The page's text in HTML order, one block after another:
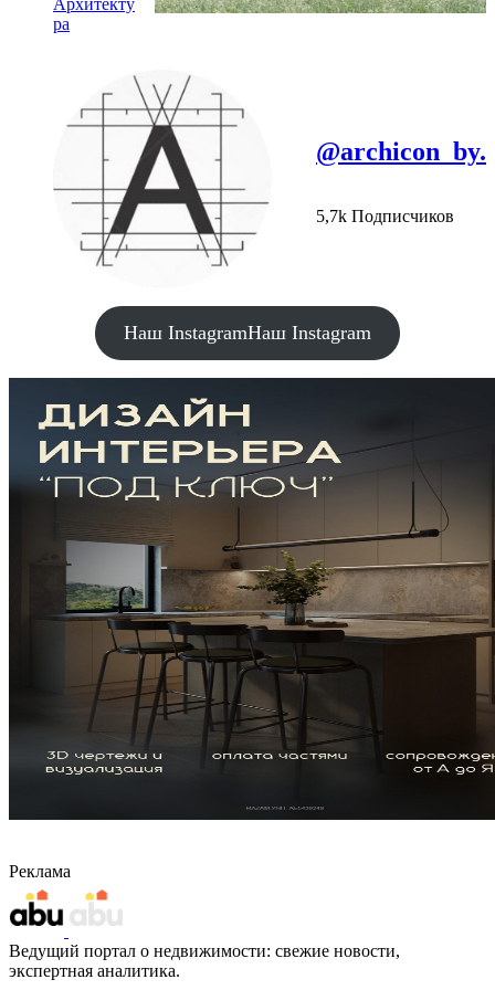
Архитекту
ра
@archicon_by.
5,7k Подписчиков
Наш InstagramНаш Instagram
Реклама
Ведущий портал о недвижимости: свежие новости,
экспертная аналитика.